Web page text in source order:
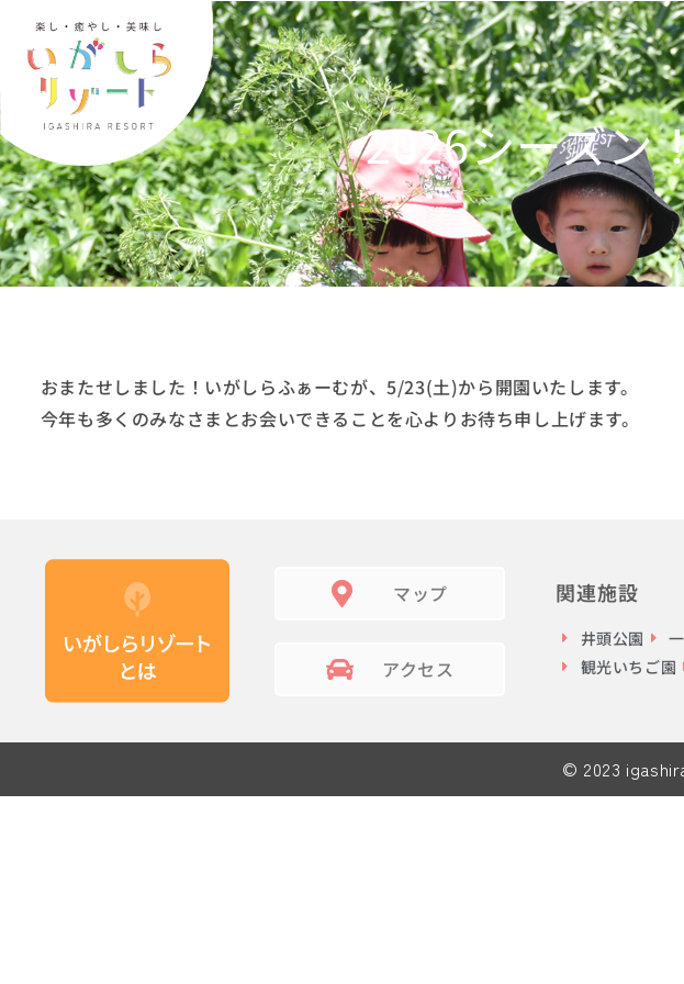
ス
キ
ッ
プ
2026シーズン
おまたせしました！いがしらふぁーむが、5/23(土)から開園いたします。
今年も多くのみなさまとお会いできることを心よりお待ち申し上げます。
マップ
アクセス
関連施設
井頭公園
観光いちご園
© 2023